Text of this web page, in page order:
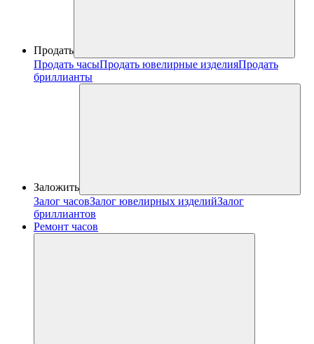
Продать
Продать часыПродать ювелирные изделияПродать
бриллианты
Заложить
Залог часовЗалог ювелирных изделийЗалог
бриллиантов
Ремонт часов